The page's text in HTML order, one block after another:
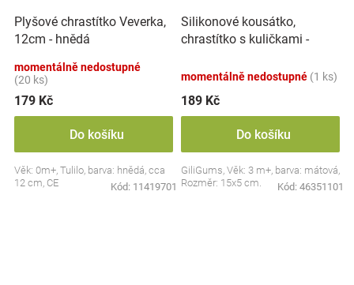
Plyšové chrastítko Veverka,
12cm - hnědá
momentálně nedostupné
(20 ks)
179 Kč
Do košíku
Věk: 0m+, Tulilo, barva: hnědá, cca
12 cm, CE
Kód: 11419701
Silikonové kousátko,
chrastítko s kuličkami -
momentálně nedostupné (1 ks)
189 Kč
Do košíku
GiliGums, Věk: 3 m+, barva: mátová,
Rozměr: 15x5 cm.
Kód: 46351101